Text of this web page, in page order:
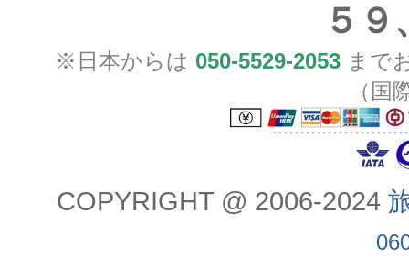
５９
※日本からは 050-5529-2053 まで
（国
COPYRIGHT @ 2006-2024